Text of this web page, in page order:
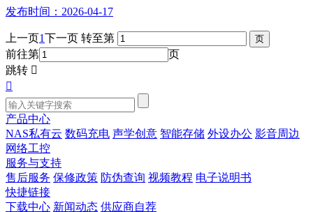
发布时间：2026-04-17
上一页1下一页 转至第
前往第
页
跳转 

产品中心
NAS私有云 数码充电 声学创意 智能存储 外设办公 影音周边
网络工控
服务与支持
售后服务 保修政策 防伪查询 视频教程 电子说明书
快捷链接
下载中心 新闻动态 供应商自荐